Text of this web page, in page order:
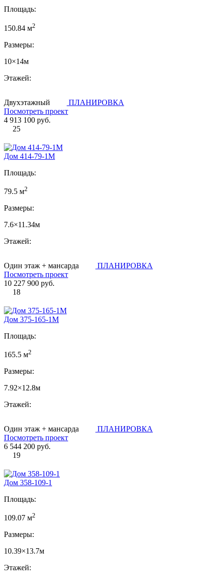
Площадь:
150.84 м2
Размеры:
10×14м
Этажей:
Двухэтажный
ПЛАНИРОВКА
Посмотреть проект
4 913 100 руб.
25
Дом 414-79-1М
Площадь:
79.5 м2
Размеры:
7.6×11.34м
Этажей:
Один этаж + мансарда
ПЛАНИРОВКА
Посмотреть проект
10 227 900 руб.
18
Дом 375-165-1М
Площадь:
165.5 м2
Размеры:
7.92×12.8м
Этажей:
Один этаж + мансарда
ПЛАНИРОВКА
Посмотреть проект
6 544 200 руб.
19
Дом 358-109-1
Площадь:
109.07 м2
Размеры:
10.39×13.7м
Этажей: